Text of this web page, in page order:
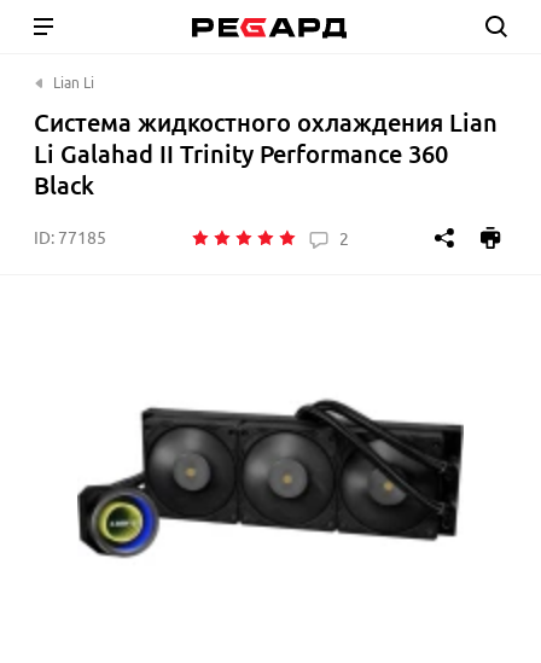
Lian Li
Система жидкостного охлаждения Lian
Li Galahad II Trinity Performance 360
Black
ID: 77185 2